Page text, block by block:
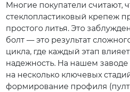
Многие покупатели считают,
стеклопластиковый крепеж
простого литья. Это
болт — это результат
цикла, где каждый этап
надежность. На нашем
на несколько ключевых
формирование профиля